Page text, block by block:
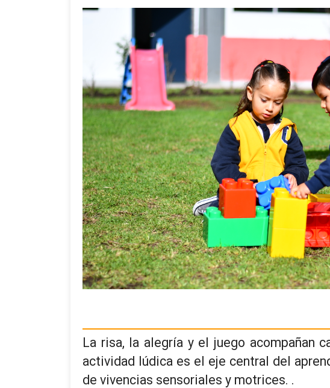
La risa, la alegría y el juego acompañan
actividad lúdica es el eje central del
de vivencias sensoriales y motrices. .